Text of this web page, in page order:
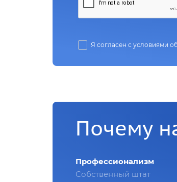
Я согласен с условиями
Почему
Профессионализм
Собственный штат